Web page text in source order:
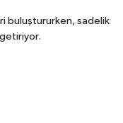
buluştururken, sadelik